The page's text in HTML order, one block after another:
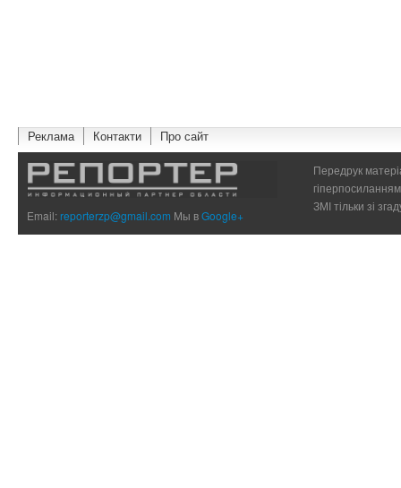
Реклама Контакти Про сайт
Email:reporterzp@gmail.com Мы вGoogle+
Передрук
ЗМІ тільки зі